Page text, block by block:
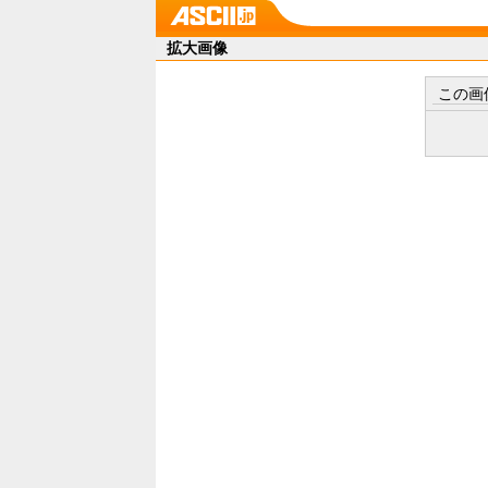
拡大画像
この